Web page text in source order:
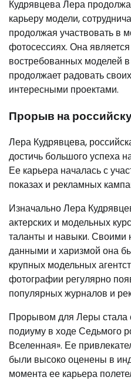
Кудрявцева Лера
карьеру модели,
продолжая участвовать в
фотосессиях. Она
востребованных моделей
продолжает радовать
интересными проектами.
Прорыв на
Лера Кудрявцева,
достичь большого успеха
Ее карьера началась с
показах и рекламных
Изначально Лера
актерских и модельных
таланты и навыки. Своими
данными и харизмой она
крупных модельных
фотографии регулярно
популярных журналов и
Прорывом для Леры стала
подиуму в ходе Седьмого
Вселенная». Ее
были высоко оценены в
момента ее карьера